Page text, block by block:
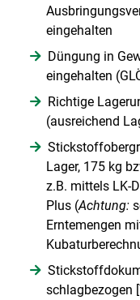
eingehalten
Düngung in
eingehalten
Richtige
(ausreichend
Lager, 175 kg
z.B. mittels LK-
Plus (Achtung:
Erntemengen
schlagbezogen